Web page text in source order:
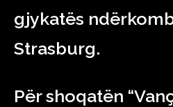
gjykatës
Strasburg.
Për shoqatën